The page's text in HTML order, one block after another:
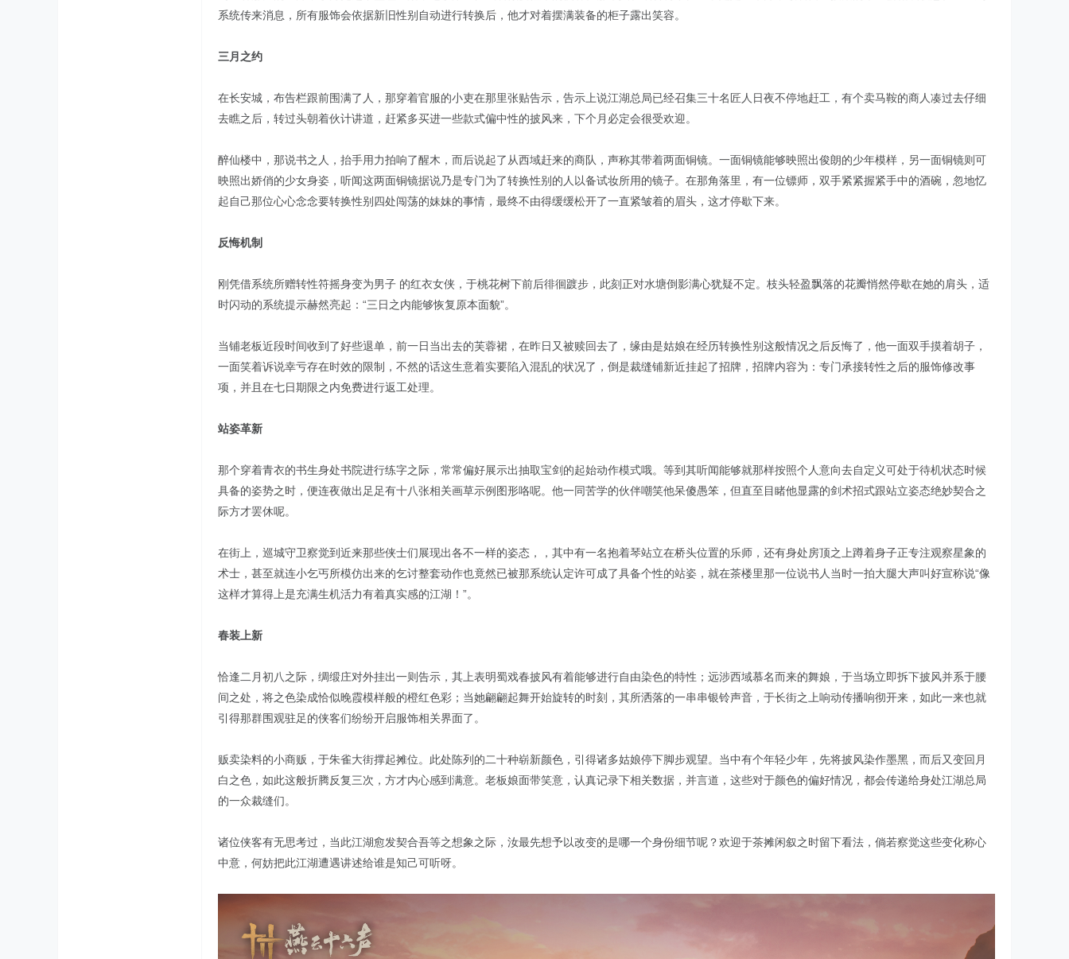
系统传来消息，所有服饰会依据新旧性别自动进行转换后，他才对着摆满装备的柜子露出笑容。
三月之约
在长安城，布告栏跟前围满了人，那穿着官服的小吏在那里张贴告示，告示上说江湖总局已经召集三十名匠人日夜不停地赶工，有个卖马鞍的商人凑过去仔细
去瞧之后，转过头朝着伙计讲道，赶紧多买进一些款式偏中性的披风来，下个月必定会很受欢迎。
醉仙楼中，那说书之人，抬手用力拍响了醒木，而后说起了从西域赶来的商队，声称其带着两面铜镜。一面铜镜能够映照出俊朗的少年模样，另一面铜镜则可
映照出娇俏的少女身姿，听闻这两面铜镜据说乃是专门为了转换性别的人以备试妆所用的镜子。在那角落里，有一位镖师，双手紧紧握紧手中的酒碗，忽地忆
起自己那位心心念念要转换性别四处闯荡的妹妹的事情，最终不由得缓缓松开了一直紧皱着的眉头，这才停歇下来。
反悔机制
刚凭借系统所赠转性符摇身变为男子 的红衣女侠，于桃花树下前后徘徊踱步，此刻正对水塘倒影满心犹疑不定。枝头轻盈飘落的花瓣悄然停歇在她的肩头，适
时闪动的系统提示赫然亮起：“三日之内能够恢复原本面貌”。
当铺老板近段时间收到了好些退单，前一日当出去的芙蓉裙，在昨日又被赎回去了，缘由是姑娘在经历转换性别这般情况之后反悔了，他一面双手摸着胡子，
一面笑着诉说幸亏存在时效的限制，不然的话这生意着实要陷入混乱的状况了，倒是裁缝铺新近挂起了招牌，招牌内容为：专门承接转性之后的服饰修改事
项，并且在七日期限之内免费进行返工处理。
站姿革新
那个穿着青衣的书生身处书院进行练字之际，常常偏好展示出抽取宝剑的起始动作模式哦。等到其听闻能够就那样按照个人意向去自定义可处于待机状态时候
具备的姿势之时，便连夜做出足足有十八张相关画草示例图形咯呢。他一同苦学的伙伴嘲笑他呆傻愚笨，但直至目睹他显露的剑术招式跟站立姿态绝妙契合之
际方才罢休呢。
在街上，巡城守卫察觉到近来那些侠士们展现出各不一样的姿态，，其中有一名抱着琴站立在桥头位置的乐师，还有身处房顶之上蹲着身子正专注观察星象的
术士，甚至就连小乞丐所模仿出来的乞讨整套动作也竟然已被那系统认定许可成了具备个性的站姿，就在茶楼里那一位说书人当时一拍大腿大声叫好宣称说“像
这样才算得上是充满生机活力有着真实感的江湖！”。
春装上新
恰逢二月初八之际，绸缎庄对外挂出一则告示，其上表明蜀戏春披风有着能够进行自由染色的特性；远涉西域慕名而来的舞娘，于当场立即拆下披风并系于腰
间之处，将之色染成恰似晚霞模样般的橙红色彩；当她翩翩起舞开始旋转的时刻，其所洒落的一串串银铃声音，于长街之上响动传播响彻开来，如此一来也就
引得那群围观驻足的侠客们纷纷开启服饰相关界面了。
贩卖染料的小商贩，于朱雀大街撑起摊位。此处陈列的二十种崭新颜色，引得诸多姑娘停下脚步观望。当中有个年轻少年，先将披风染作墨黑，而后又变回月
白之色，如此这般折腾反复三次，方才内心感到满意。老板娘面带笑意，认真记录下相关数据，并言道，这些对于颜色的偏好情况，都会传递给身处江湖总局
的一众裁缝们。
诸位侠客有无思考过，当此江湖愈发契合吾等之想象之际，汝最先想予以改变的是哪一个身份细节呢？欢迎于茶摊闲叙之时留下看法，倘若察觉这些变化称心
中意，何妨把此江湖遭遇讲述给谁是知己可听呀。